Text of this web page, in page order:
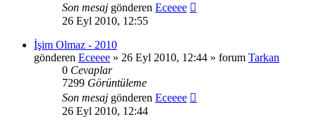
Son mesaj gönderen Eceeee
26 Eyl 2010, 12:55
İşim Olmaz - 2010
gönderen Eceeee » 26 Eyl 2010, 12:44 » forum Tarkan
0 Cevaplar
7299 Görüntüleme
Son mesaj gönderen Eceeee
26 Eyl 2010, 12:44